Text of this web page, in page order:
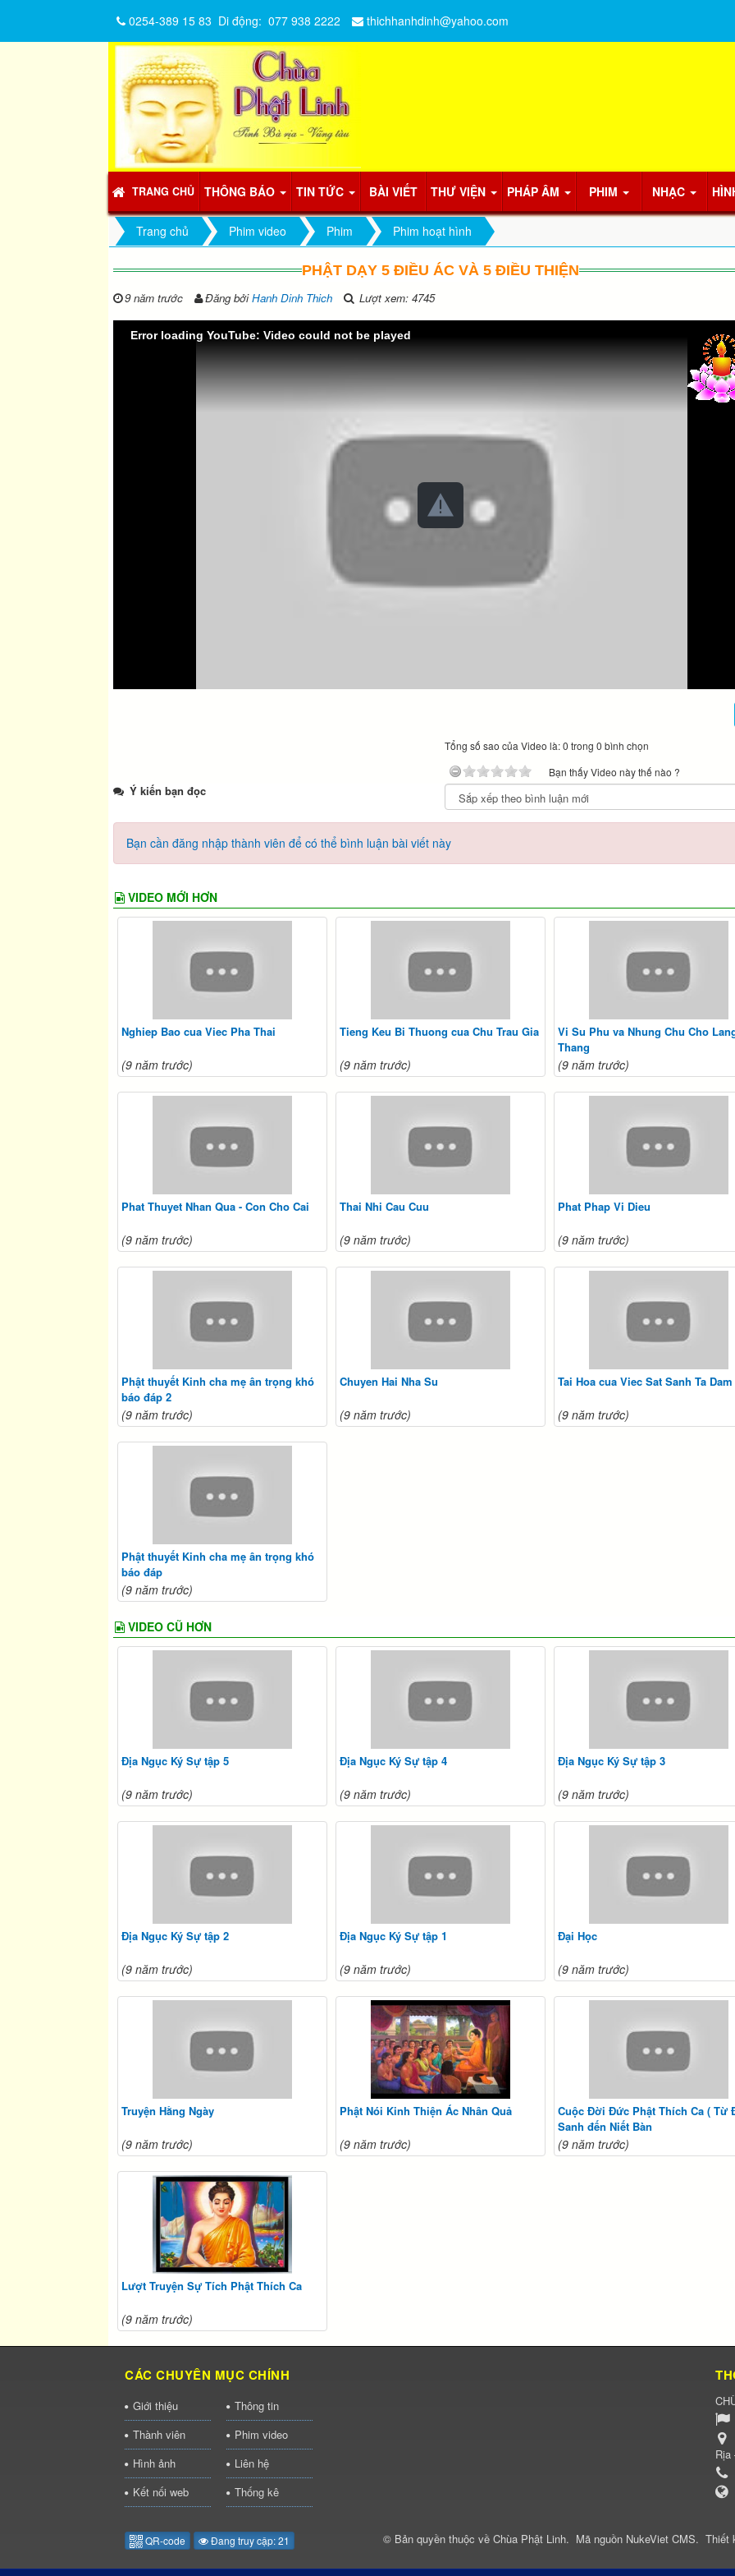
TRANG CHỦ THÔNG BÁO TIN TỨC BÀI VIẾT THƯ VIỆN PHÁP ÂM PHIM NHẠC
0254-389 15 83 Di động: 077 938 2222 thichhanhdinh@yahoo.com
Trang chủ Phim video Phim Phim hoạt hình
PHẬT DẠY 5 ĐIỀU ÁC VÀ 5 ĐIỀU THIỆN
9 năm trước Đăng bởiHanh Dinh Thich Lượt xem: 4745
Error loading YouTube: Video could not be played
Tổng số sao của Video là: 0 trong 0 bình chọn
Bạn thấy Video này thế nào ?
Ý kiến bạn đọc
Bạn cần đăng nhập thành viên để có thể bình luận bài viết này
VIDEO MỚI HƠN
Nghiep Bao cua Viec Pha Thai
(9 năm trước)
Tieng Keu Bi Thuong cua Chu Trau Gia
(9 năm trước)
Vi Su Phu va Nhung Chu Cho
Thang
(9 năm trước)
Phat Thuyet Nhan Qua - Con Cho Cai
(9 năm trước)
Thai Nhi Cau Cuu
(9 năm trước)
Phat Phap Vi Dieu
(9 năm trước)
Phật thuyết Kinh cha mẹ ân trọng khó
báo đáp 2
(9 năm trước)
Chuyen Hai Nha Su
(9 năm trước)
Tai Hoa cua Viec Sat Sanh Ta Dam
(9 năm trước)
Phật thuyết Kinh cha mẹ ân trọng khó
báo đáp
(9 năm trước)
VIDEO CŨ HƠN
Địa Ngục Ký Sự tập 5
(9 năm trước)
Địa Ngục Ký Sự tập 4
(9 năm trước)
Địa Ngục Ký Sự tập 3
(9 năm trước)
Địa Ngục Ký Sự tập 2
(9 năm trước)
Địa Ngục Ký Sự tập 1
(9 năm trước)
Đại Học
(9 năm trước)
Truyện Hằng Ngày
(9 năm trước)
Phật Nói Kinh Thiện Ác Nhân Quả
(9 năm trước)
Cuộc Đời Đức Phật Thích Ca ( Từ
Sanh đến Niết Bàn
(9 năm trước)
Lượt Truyện Sự Tích Phật Thích Ca
(9 năm trước)
CÁC CHUYÊN MỤC CHÍNH
Giới thiệu
Thông tin
Thành viên
Phim video
Hình ảnh
Liên hệ
Kết nối web
Thống kê
Rịa
QR-code Đang truy cập: 21 © Bản quyền thuộc về Chùa Phật Linh. Mã nguồn NukeViet CMS. Thiết